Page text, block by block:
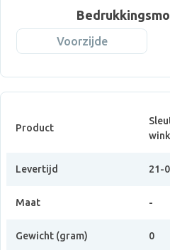
Voorzijde
Product
Levertijd 21-
Maat -
Gewicht (gram) 0